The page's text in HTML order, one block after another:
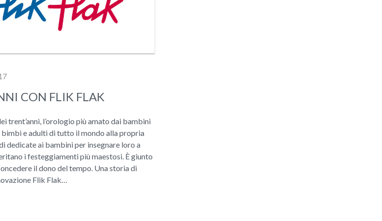
CON FLIK FLAK
trent’anni, l’orologio più amato dai bambini
e adulti di tutto il mondo alla propria
dedicate ai bambini per insegnare loro a
i festeggiamenti più maestosi. È giunto
il dono del tempo. Una storia di
Flik Flak…